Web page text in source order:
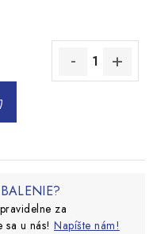
za
sa u nás! Napíšte nám!